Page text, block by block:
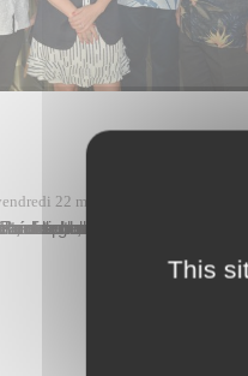
22 mars
le hall Louis-Martin de la CCISM, lors de la nomination officielle de Philippe Vasseur en qualité de consul honoraire de Nouvelle-Zélande par Felicity Roxburgh, consule générale de Nouvelle-Zélande pour les territoires français du Pacifique en résidence à Nouméa. Étaient…
This